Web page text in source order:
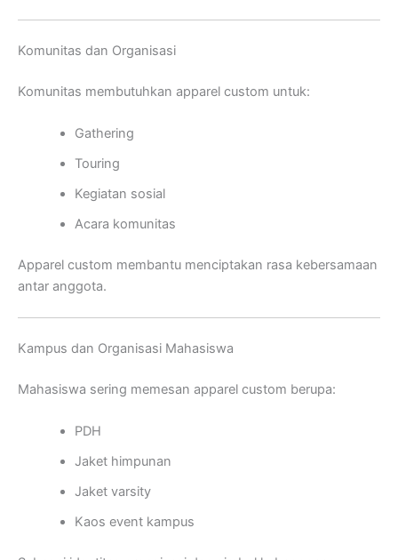
Komunitas dan Organisasi
Komunitas membutuhkan apparel custom untuk:
Gathering
Touring
Kegiatan sosial
Acara komunitas
Apparel custom membantu menciptakan rasa kebersamaan
antar anggota.
Kampus dan Organisasi Mahasiswa
Mahasiswa sering memesan apparel custom berupa:
PDH
Jaket himpunan
Jaket varsity
Kaos event kampus